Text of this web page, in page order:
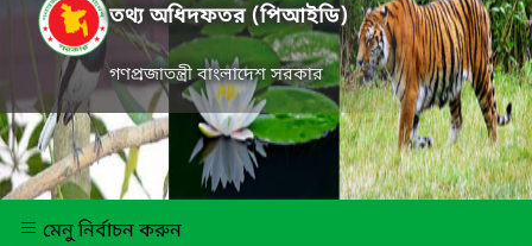
তথ্য অধিদফতর (পিআইডি)
গণপ্রজাতন্ত্রী বাংলাদেশ সরকার
মেনু নির্বাচন করুন